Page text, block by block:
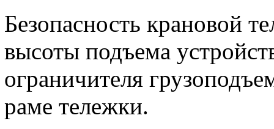
Безопасность крановой
высоты подъема
ограничителя
раме тележки.